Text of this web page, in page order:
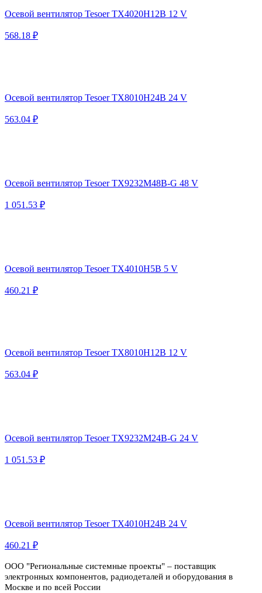
Осевой вентилятор Tesoer TX4020H12B 12 V
568.18 ₽
Осевой вентилятор Tesoer TX8010H24B 24 V
563.04 ₽
Осевой вентилятор Tesoer TX9232M48B-G 48 V
1 051.53 ₽
Осевой вентилятор Tesoer TX4010H5B 5 V
460.21 ₽
Осевой вентилятор Tesoer TX8010H12B 12 V
563.04 ₽
Осевой вентилятор Tesoer TX9232M24B-G 24 V
1 051.53 ₽
Осевой вентилятор Tesoer TX4010H24B 24 V
460.21 ₽
ООО "Региональные системные проекты" – поставщик
электронных компонентов, радиодеталей и оборудования в
Москве и по всей России